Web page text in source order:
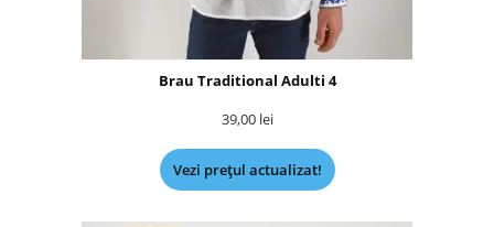
Brau Traditional Adulti 4
39,00 lei
Vezi prețul actualizat!